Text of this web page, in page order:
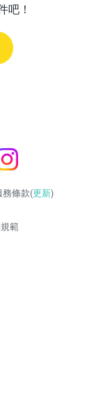
吧！
條款(更新)
範